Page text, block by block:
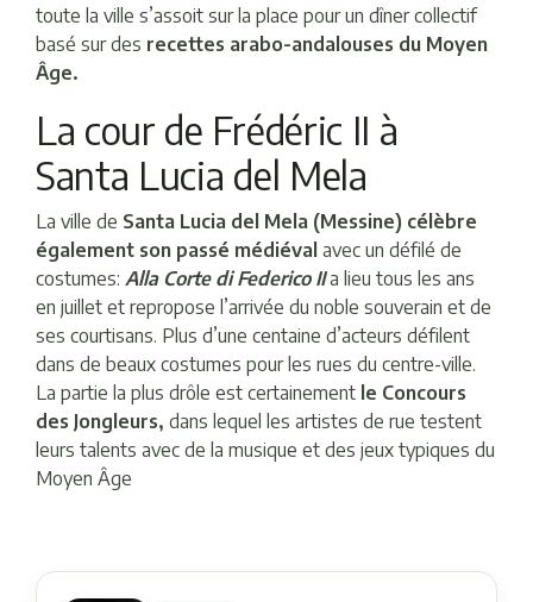
toute la ville s’assoit sur la place pour un dîner collectif
basé sur des recettes arabo-andalouses du Moyen
Âge.
La cour de Frédéric II à
Santa Lucia del Mela
La ville de Santa Lucia del Mela (Messine) célèbre
également son passé médiéval avec un défilé de
costumes: Alla Corte di Federico II a lieu tous les ans
en juillet et repropose l’arrivée du noble souverain et de
ses courtisans. Plus d’une centaine d’acteurs défilent
dans de beaux costumes pour les rues du centre-ville.
La partie la plus drôle est certainement le Concours
des Jongleurs, dans lequel les artistes de rue testent
leurs talents avec de la musique et des jeux typiques du
Moyen Âge